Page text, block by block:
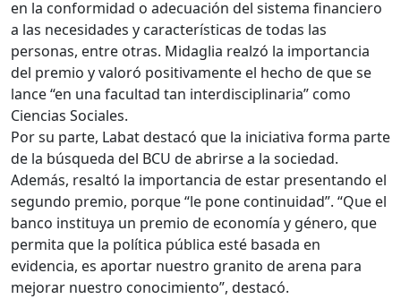
en la conformidad o adecuación del sistema financiero
a las necesidades y características de todas las
personas, entre otras. Midaglia realzó la importancia
del premio y valoró positivamente el hecho de que se
lance “en una facultad tan interdisciplinaria” como
Ciencias Sociales.
Por su parte, Labat destacó que la iniciativa forma parte
de la búsqueda del BCU de abrirse a la sociedad.
Además, resaltó la importancia de estar presentando el
segundo premio, porque “le pone continuidad”. “Que el
banco instituya un premio de economía y género, que
permita que la política pública esté basada en
evidencia, es aportar nuestro granito de arena para
mejorar nuestro conocimiento”, destacó.